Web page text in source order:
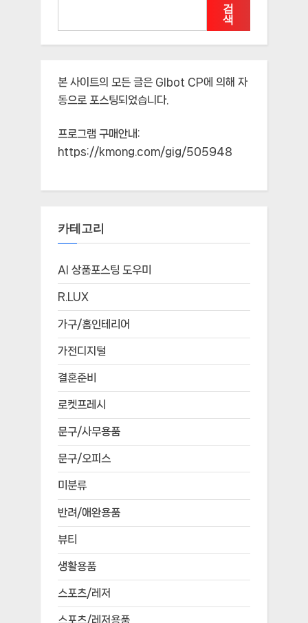
검
색
본 사이트의 모든 글은 Glbot CP에 의해 자
동으로 포스팅되었습니다.
프로그램 구매안내:
https://kmong.com/gig/505948
카테고리
AI 상품포스팅 도우미
R.LUX
가구/홈인테리어
가전디지털
결혼준비
로켓프레시
문구/사무용품
문구/오피스
미분류
반려/애완용품
뷰티
생활용품
스포츠/레저
스포츠/레저용품